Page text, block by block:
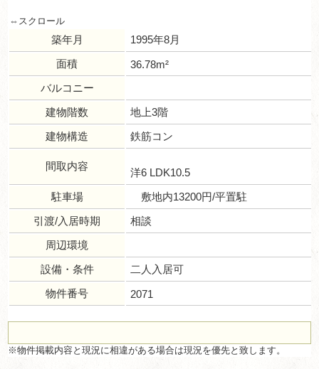
築年月
1995年8月
面積
36.78m²
バルコニー
建物階数
地上3階
建物構造
鉄筋コン
間取内容
洋6 LDK10.5
駐車場
敷地内13200円/平置駐
引渡/入居時期
相談
周辺環境
設備・条件
二人入居可
物件番号
2071
※物件掲載内容と現況に相違がある場合は現況を優先と致します。